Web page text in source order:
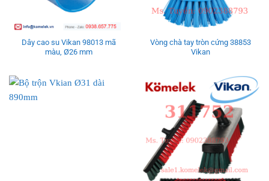
Dây cao su Vikan 98013 mã
màu, Ø26 mm
Vòng chà tay tròn cứng 38853
Vikan